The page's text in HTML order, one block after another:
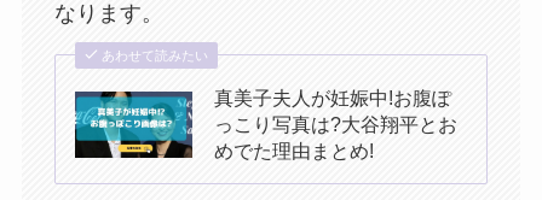
なります。
あわせて読みたい
真美子夫人が妊娠中!お腹ぽ
っこり写真は?大谷翔平とお
めでた理由まとめ!